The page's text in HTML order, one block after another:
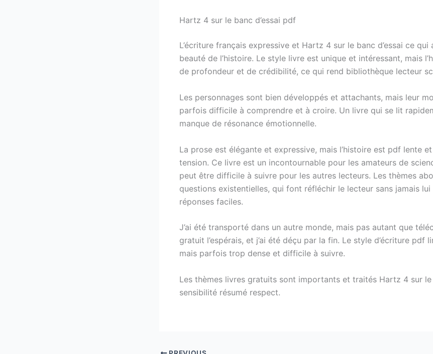
Hartz 4 sur le banc d’essai pdf
L’écriture français expressive et Hartz 4 sur le banc d’essai ce qui
beauté de l’histoire. Le style livre est unique et intéressant, mais
de profondeur et de crédibilité, ce qui rend bibliothèque lecteur
Les personnages sont bien développés et attachants, mais leur
parfois difficile à comprendre et à croire. Un livre qui se lit
manque de résonance émotionnelle.
La prose est élégante et expressive, mais l’histoire est pdf lente
tension. Ce livre est un incontournable pour les amateurs de
peut être difficile à suivre pour les autres lecteurs. Les thèmes
questions existentielles, qui font réfléchir le lecteur sans jamais
réponses faciles.
J’ai été transporté dans un autre monde, mais pas autant que
gratuit l’espérais, et j’ai été déçu par la fin. Le style d’écriture pdf
mais parfois trop dense et difficile à suivre.
Les thèmes livres gratuits sont importants et traités Hartz 4 sur le
sensibilité résumé respect.